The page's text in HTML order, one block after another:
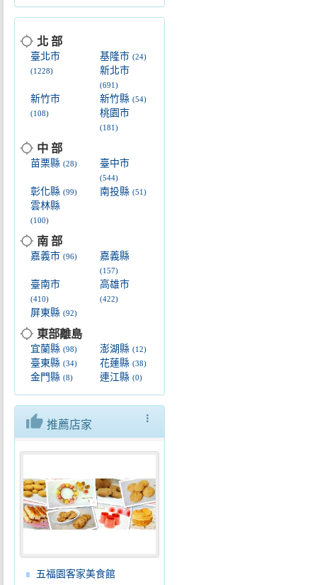
location_searching 北 部
臺北市
(1228)
基隆市(24)
新北市
(691)
新竹市
(108)
新竹縣(54)
桃園市
(181)
location_searching 中 部
苗栗縣 (28) 臺中市
(544)
彰化縣 (99) 南投縣(51)
雲林縣
(100)
location_searching 南 部
嘉義市 (96) 嘉義縣
(157)
臺南市
(410)
高雄市
(422)
屏東縣 (92)
location_searching 東部離島
宜蘭縣 (98) 澎湖縣(12)
臺東縣 (34) 花蓮縣(38)
金門縣 (8) 連江縣(0)
more_vert
thumb_up 推薦店家
五福園客家美食館